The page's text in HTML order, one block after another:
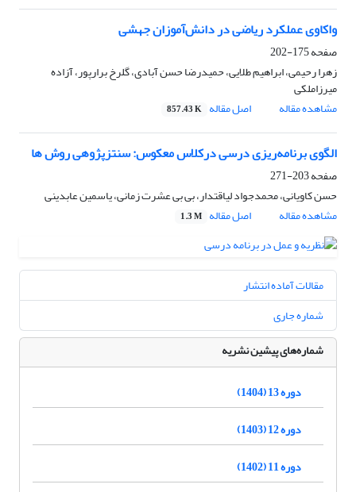
واکاوی عملکرد ریاضی در دانش‌آموزان جهشی
صفحه175-202
زهرا رحیمی، ابراهیم طلایی، حمیدرضا حسن آبادی، گلرخ برارپور، آزاده
میرزاملکی
مشاهده مقاله
اصل مقاله 857.43 K
الگوی برنامه‌ریزی درسی درکلاس معکوس: سنتزپژوهی روش ها
صفحه203-271
حسن کاویانی، محمدجواد لیاقتدار، بی بی عشرت زمانی، یاسمین عابدینی
مشاهده مقاله
اصل مقاله 1.3 M
مقالات آماده انتشار
شماره جاری
شماره‌های پیشین نشریه
دوره 13 (1404)
دوره 12 (1403)
دوره 11 (1402)